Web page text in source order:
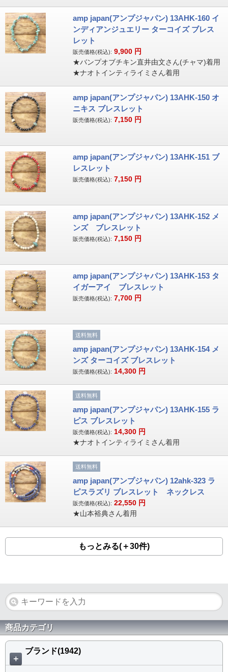
amp japan(アンプジャパン) 13AHK-160 イ
ンディアンジュエリー ターコイズ ブレス
レット
販売価格(税込): 9,900 円
★バンプオブチキン直井由文さん(チャマ)着用
★ナオトインティライミさん着用
amp japan(アンプジャパン) 13AHK-150 オ
ニキス ブレスレット
販売価格(税込): 7,150 円
amp japan(アンプジャパン) 13AHK-151 ブ
レスレット
販売価格(税込): 7,150 円
amp japan(アンプジャパン) 13AHK-152 メ
ンズ ブレスレット
販売価格(税込): 7,150 円
amp japan(アンプジャパン) 13AHK-153 タ
イガーアイ ブレスレット
販売価格(税込): 7,700 円
送料無料
amp japan(アンプジャパン) 13AHK-154 メ
ンズ ターコイズ ブレスレット
販売価格(税込): 14,300 円
送料無料
amp japan(アンプジャパン) 13AHK-155 ラ
ピス ブレスレット
販売価格(税込): 14,300 円
★ナオトインティライミさん着用
送料無料
amp japan(アンプジャパン) 12ahk-323 ラ
ピスラズリ ブレスレット ネックレス
販売価格(税込): 22,550 円
★山本裕典さん着用
もっとみる(＋30件)
商品カテゴリ
＋
ブランド(1942)